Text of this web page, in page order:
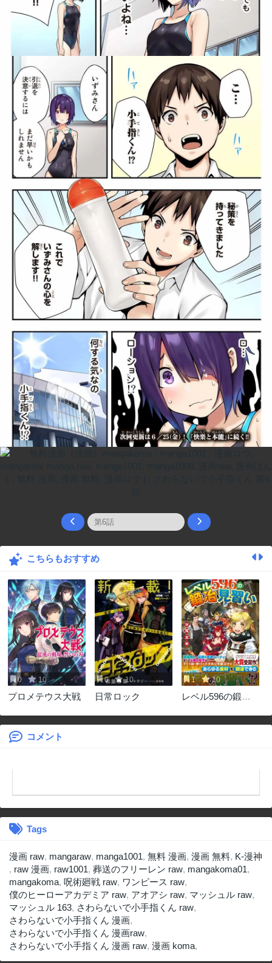
こちらもおすすめ
0 10
プロメテウス大戦
0 10
日常ロック
1 10
レベル596の鍛冶
コメント
Tags
漫画 raw, mangaraw, manga1001, 無料 漫画, 漫画 無料, K-漫神
, raw 漫画, raw1001, 葬送のフリーレン raw, mangakoma01,
mangakoma, 呪術廻戦 raw, ワンピース raw,
僕のヒーローアカデミア raw, アオアシ raw, マッシュル raw,
マッシュル 163, さわらないで小手指くん raw,
さわらないで小手指くん 漫画,
さわらないで小手指くん 漫画raw,
さわらないで小手指くん 漫画 raw, 漫画 koma,